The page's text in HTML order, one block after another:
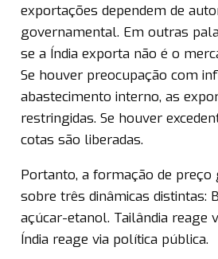
exportações dependem de
governamental. Em outras
se a Índia exporta não é o
Se houver preocupação com
abastecimento interno, as
restringidas. Se houver
cotas são liberadas.
Portanto, a formação de
sobre três dinâmicas distintas:
açúcar-etanol. Tailândia reage
Índia reage via política pública.